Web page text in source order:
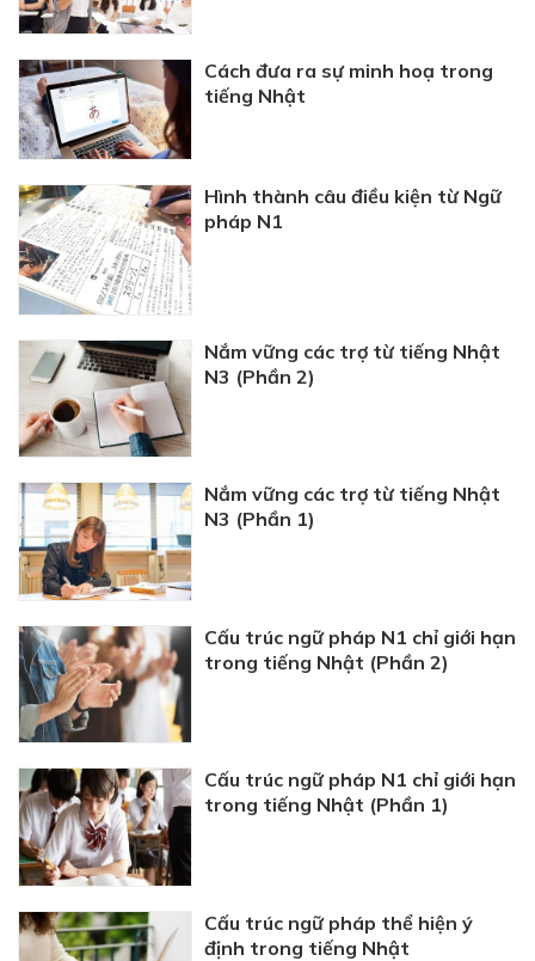
Cách đưa ra sự minh hoạ trong
tiếng Nhật
Hình thành câu điều kiện từ Ngữ
pháp N1
Nắm vững các trợ từ tiếng Nhật
N3 (Phần 2)
Nắm vững các trợ từ tiếng Nhật
N3 (Phần 1)
Cấu trúc ngữ pháp N1 chỉ giới hạn
trong tiếng Nhật (Phần 2)
Cấu trúc ngữ pháp N1 chỉ giới hạn
trong tiếng Nhật (Phần 1)
Cấu trúc ngữ pháp thể hiện ý
định trong tiếng Nhật